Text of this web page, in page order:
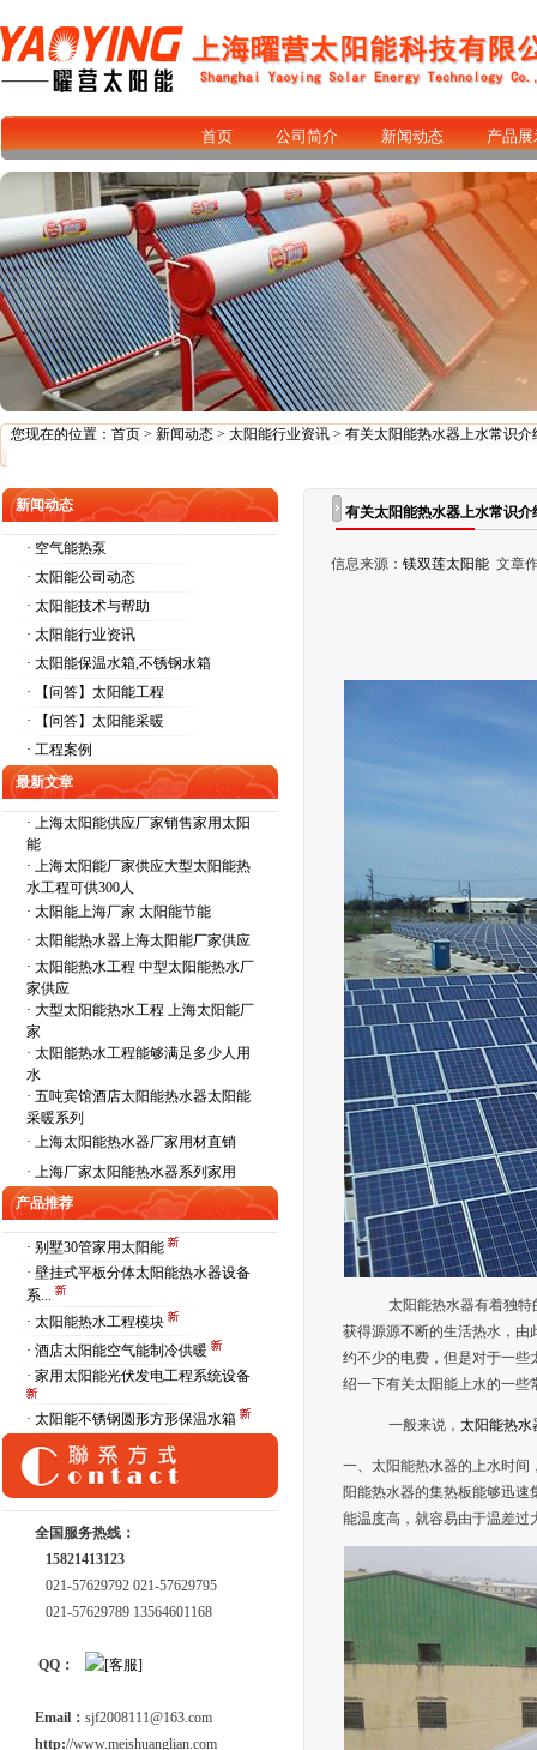
首页 公司简介 新闻动态 产品展
您现在的位置： 首页 > 新闻动态 > 太阳能行业资讯 > 有关太阳能热水器上水常识介
新闻动态
· 空气能热泵
· 太阳能公司动态
· 太阳能技术与帮助
· 太阳能行业资讯
· 太阳能保温水箱,不锈钢水箱
· 【问答】太阳能工程
· 【问答】太阳能采暖
· 工程案例
最新文章
· 上海太阳能供应厂家销售家用太阳
能
· 上海太阳能厂家供应大型太阳能热
水工程可供300人
· 太阳能上海厂家 太阳能节能
· 太阳能热水器上海太阳能厂家供应
· 太阳能热水工程 中型太阳能热水厂
家供应
· 大型太阳能热水工程 上海太阳能厂
家
· 太阳能热水工程能够满足多少人用
水
· 五吨宾馆酒店太阳能热水器太阳能
采暖系列
· 上海太阳能热水器厂家用材直销
· 上海厂家太阳能热水器系列家用
产品推荐
· 别墅30管家用太阳能
· 壁挂式平板分体太阳能热水器设备
系...
· 太阳能热水工程模块
· 酒店太阳能空气能制冷供暖
· 家用太阳能光伏发电工程系统设备
· 太阳能不锈钢圆形方形保温水箱
全国服务热线：
15821413123
021-57629792 021-57629795
021-57629789 13564601168
QQ：
Email： sjf2008111@163.com
http://www.meishuanglian.com
有关太阳能热水器上水常识介
信息来源：镁双莲太阳能 文章
太阳能热水器有着独
获得源源不断的生活热水，
约不少的电费，但是对于一
绍一下有关太阳能上水的一些
一般来说， 太阳能热水
一、太阳能热水器的上水时
阳能热水器的集热板能够迅
能温度高，就容易由于温差过